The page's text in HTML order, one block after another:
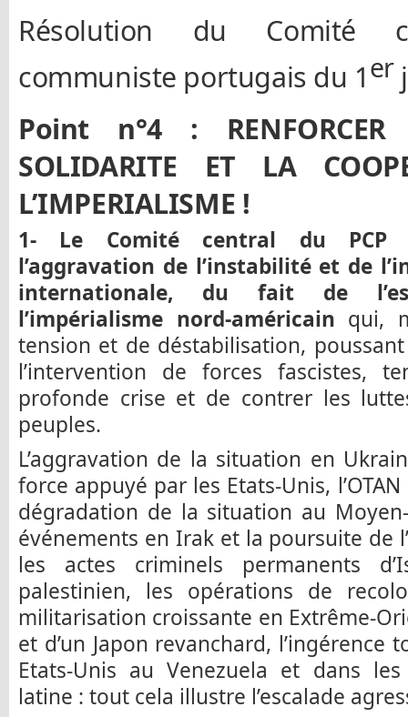
Résolution du Comité
communiste portugais du 1er
Point n°4 :
SOLIDARITE ET LA
L’IMPERIALISME !
1- Le Comité central du PCP
l’aggravation de l’instabilité et de
internationale, du fait de
l’impérialisme nord-américain qui,
tension et de déstabilisation,
l’intervention de forces fascistes,
profonde crise et de contrer les
peuples.
L’aggravation de la situation en
force appuyé par les Etats-Unis,
dégradation de la situation au
événements en Irak et la poursuite de
les actes criminels permanents
palestinien, les opérations de
militarisation croissante en Extrême-
et d’un Japon revanchard, l’ingérence
Etats-Unis au Venezuela et dans les
latine : tout cela illustre l’escalade